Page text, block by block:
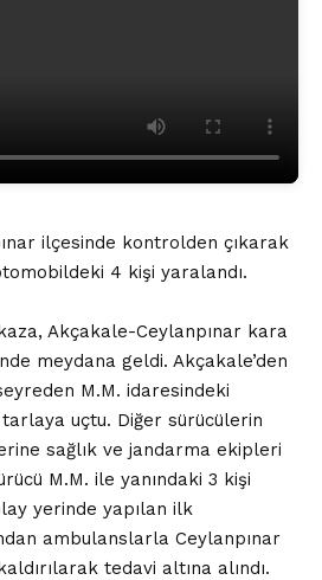
ilçesinde kontrolden çıkarak
4 kişi yaralandı.
Akçakale-Ceylanpınar kara
meydana geldi. Akçakale’den
M.M. idaresindeki
uçtu. Diğer sürücülerin
sağlık ve jandarma ekipleri
M.M. ile yanındaki 3 kişi
yerinde yapılan ilk
ambulanslarla Ceylanpınar
tedavi altına alındı.